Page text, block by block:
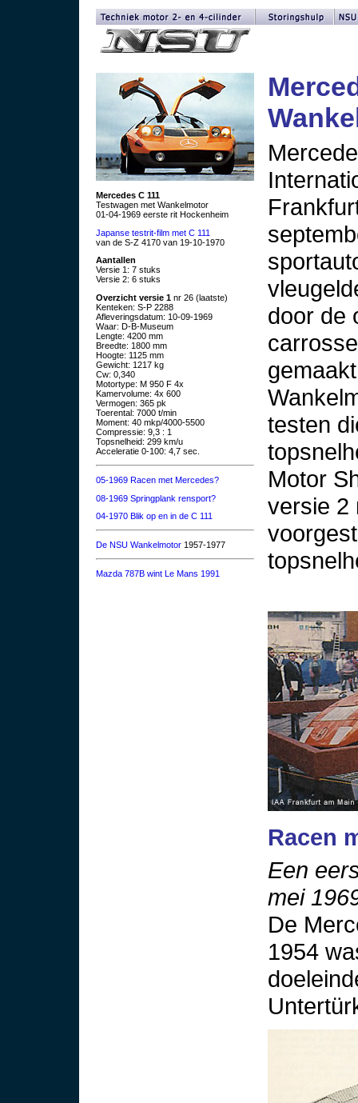
Mercedes C 111
Testwagen met Wankelmotor
01-04-1969 eerste rit Hockenheim
Japanse testrit-film met C 111
van de S-Z 4170 van 19-10-1970
Aantallen
Versie 1: 7 stuks
Versie 2: 6 stuks
Overzicht versie 1 nr 26 (laatste)
Kenteken: S-P 2288
Afleveringsdatum: 10-09-1969
Waar: D-B-Museum
Lengte: 4200 mm
Breedte: 1800 mm
Hoogte: 1125 mm
Gewicht: 1217 kg
Cw: 0,340
Motortype: M 950 F 4x
Kamervolume: 4x 600
Vermogen: 365 pk
Toerental: 7000 t/min
Moment: 40 mkp/4000-5500
Compressie: 9,3 : 1
Topsnelheid: 299 km/u
Acceleratie 0-100: 4,7 sec.
05-1969 Racen met Mercedes?
08-1969 Springplank rensport?
04-1970 Blik op en in de C 111
De NSU Wankelmotor 1957-1977
Mazda 787B wint Le Mans 1991
door de
testen
Motor
versie 2
Racen
Een
mei
De
1954